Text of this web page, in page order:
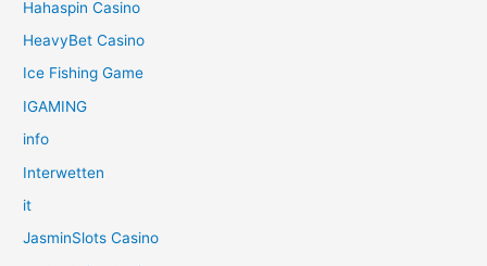
Hahaspin Casino
HeavyBet Casino
Ice Fishing Game
IGAMING
info
Interwetten
it
JasminSlots Casino